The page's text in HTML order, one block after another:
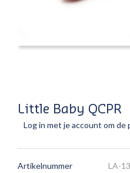
Little Baby QCPR
Log in met je account om de
Artikelnummer LA-